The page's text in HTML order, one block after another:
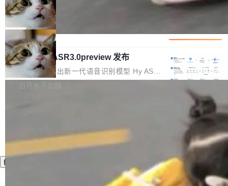
件之中，形成高度复杂的知识关联网络。传统的
代码检索手段（如关键词匹配、目录遍历）仅能
在语法层面完成文本定位，难以触及代码的语义
内涵与结构关联，导致开发者使用代码智能体在
理解大规模代码仓时面临显著"代码仓理解"瓶
颈。 代码仓深度理解服务（以下简称" CodeBas
e深度理解服务"）是华为云码道（CodeA...
数据。 王某2024年1月入职东城区某科技公司AI
短剧部门，有互联网大厂背景。在公司内部架构
调整期间，部门三次通知全员将数据从A集群迁
移到B集群，王某都回复了"收到"。 他没有迁移
数据。2024年9月3日下午4点，他使用此前登录
的账号密码进入A集群，输入了一条被程序员圈
称为"删库跑路"的命令——最高管理员权限、无
Cloudflare 分享推理优化实践：KV ca
che 量化 + 权重压缩，吞吐量提升 4
1%，成本降 30%
Kimi 和 GLM 是当前最强的大模型系列之一，但
它们有一个共同的问题：太吃显存了。月之暗面
的 Kimi K 系列和智谱的 GLM 都是长上下文、M
oE 架构的大模型，好用到让人上瘾，但 GPU 显
存永远不够用。 Cloudflare 的 Workers AI 团队
一直在跑这些模型的推理。他们在官方博客上发
整性保护。效果是：吞吐量提升 41%，每 token
成本降低 30%，精度不变。 FP8 省的不仅是显
存 KV cache 是推理时最吃显...
局
腾讯混元 Hy ASR3.0preview 发布
腾讯混元正式推出新一代语音识别模型 Hy ASR
3.0preview。基于最新一代大语言模型 Hy3 的
让语音识别不再只是听清，而是真正听懂。通过
先理解你的语境和意图，再把准确的文字直接给
到你。从“逐字转写、单点优化”演进为“理解语
境、兼容场景、一键直出”。 Hy ASR 3.0 previe
w 不要求标准普通话，方言识别覆盖粤语、吴语
白开水不加糖